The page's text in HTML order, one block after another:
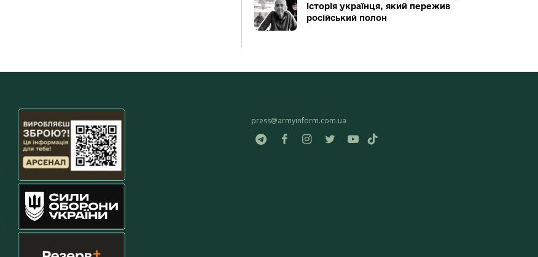
історія українця, який пережив
російський полон
press@armyinform.com.ua